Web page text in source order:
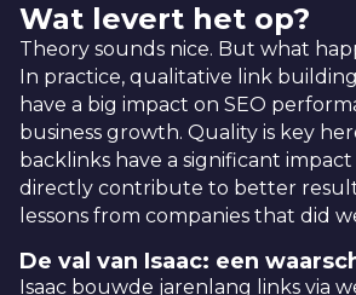
Wat levert het op?
Theory sounds nice. But what
In practice, qualitative link
have a big impact on SEO
business growth. Quality is key
backlinks have a significant impact
directly contribute to better
lessons from companies that did
De val van Isaac: een
Isaac bouwde jarenlang links via